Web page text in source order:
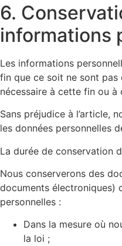
6.
informations
Les informations
fin que ce soit ne sont pas
nécessaire à cette fin ou à
Sans préjudice à l’article,
les données personnelles
La durée de conservation
Nous conserverons des
documents électroniques)
personnelles :
Dans la mesure où
la loi ;